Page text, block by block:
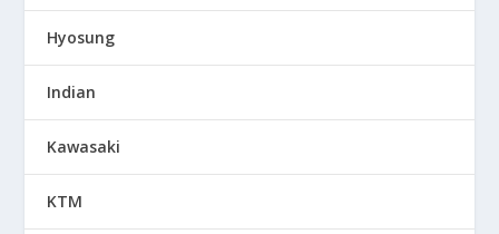
Hyosung
Indian
Kawasaki
KTM